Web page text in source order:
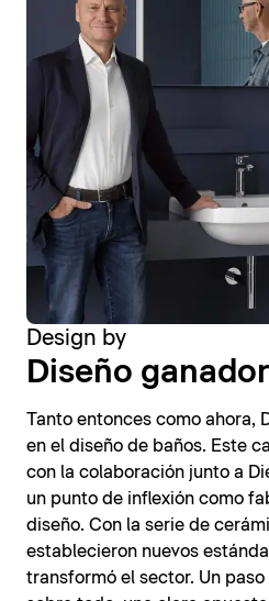
Design by
Diseño ganador
Tanto entonces como ahora,
en el diseño de baños. Este
con la colaboración junto a
un punto de inflexión como
diseño. Con la serie de
establecieron nuevos
transformó el sector. Un